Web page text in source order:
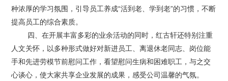
种浓厚的学习氛围，引导员工养成“活到老、学到老”的习惯，不断
提高员工的综合素质。
四、在开展丰富多彩的业余活动的同时，红古轩还特别注重
人文关怀，以多种形式做好对新进员工、离退休老同志、岗位能
手和先进劳模节前慰问工作，看望慰问生病和困难职工，与之交
心谈心，使大家共享企业发展的成果，感受公司温馨的气氛。